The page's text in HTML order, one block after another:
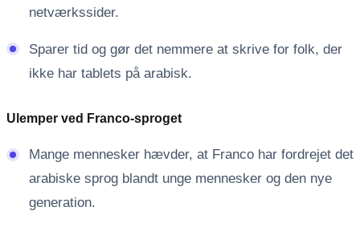
netværkssider.
Sparer tid og gør det nemmere at skrive for folk, der
ikke har tablets på arabisk.
Ulemper ved Franco-sproget
Mange mennesker hævder, at Franco har fordrejet det
arabiske sprog blandt unge mennesker og den nye
generation.